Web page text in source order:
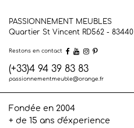
PASSIONNEMENT MEUBLES
Quartier St Vincent RD562 - 83440
Restons en contact
(+33)4 94 39 83 83
passionnementmeuble@orange.fr
Fondée en 2004
+ de 15 ans d'éxperience